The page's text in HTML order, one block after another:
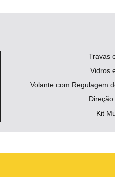
Travas
Vidros
Volante com Regulagem
Kit